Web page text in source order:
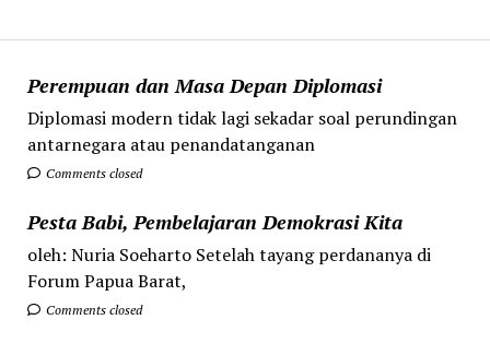
Perempuan dan Masa Depan Diplomasi
Diplomasi modern tidak lagi sekadar soal perundingan
antarnegara atau penandatanganan
Comments closed
Pesta Babi, Pembelajaran Demokrasi Kita
oleh: Nuria Soeharto Setelah tayang perdananya di
Forum Papua Barat,
Comments closed